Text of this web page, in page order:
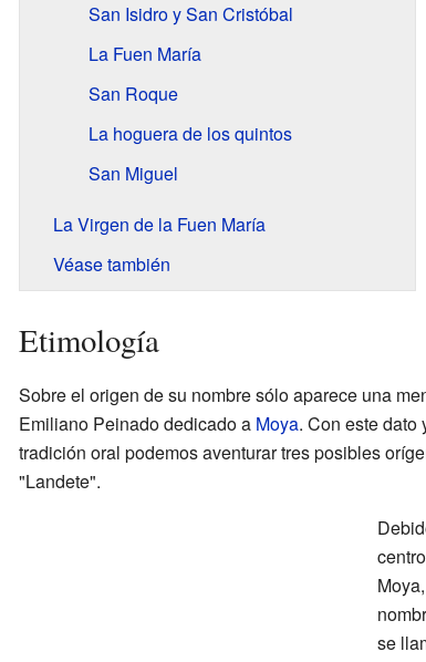
San Isidro y San Cristóbal
La Fuen María
San Roque
La hoguera de los quintos
San Miguel
La Virgen de la Fuen María
Véase también
Etimología
Sobre el origen de su nombre sólo aparece una
Emiliano Peinado dedicado a Moya. Con este dato
tradición oral podemos aventurar tres posibles
"Landete".
se